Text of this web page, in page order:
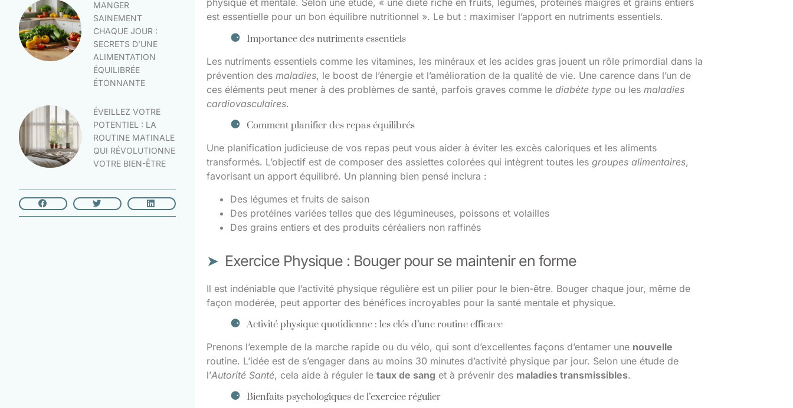
MANGER
SAINEMENT
CHAQUE JOUR :
SECRETS D’UNE
ALIMENTATION
ÉQUILIBRÉE
ÉTONNANTE
ÉVEILLEZ VOTRE
POTENTIEL : LA
ROUTINE MATINALE
QUI RÉVOLUTIONNE
VOTRE BIEN-ÊTRE
physique et mentale. Selon une étude, « une diète riche en fruits, légumes, protéines maigres et grains entiers
est essentielle pour un bon équilibre nutritionnel ». Le but : maximiser l’apport en nutriments essentiels.
Importance des nutriments essentiels
Les nutriments essentiels comme les vitamines, les minéraux et les acides gras jouent un rôle primordial dans la
prévention des maladies, le boost de l’énergie et l’amélioration de la qualité de vie. Une carence dans l’un de
ces éléments peut mener à des problèmes de santé, parfois graves comme le diabète typeou les maladies
cardiovasculaires.
Comment planifier des repas équilibrés
Une planification judicieuse de vos repas peut vous aider à éviter les excès caloriques et les aliments
transformés. L’objectif est de composer des assiettes colorées qui intègrent toutes les groupes alimentaires,
favorisant un apport équilibré. Un planning bien pensé inclura :
Des légumes et fruits de saison
Des protéines variées telles que des légumineuses, poissons et volailles
Des grains entiers et des produits céréaliers non raffinés
Exercice Physique : Bouger pour se maintenir en forme
Il est indéniable que l’activité physique régulière est un pilier pour le bien-être. Bouger chaque jour, même de
façon modérée, peut apporter des bénéfices incroyables pour la santé mentale et physique.
Activité physique quotidienne : les clés d’une routine efficace
Prenons l’exemple de la marche rapide ou du vélo, qui sont d’excellentes façons d’entamer une nouvelle
routine. L’idée est de s’engager dans au moins 30 minutes d’activité physique par jour. Selon une étude de
l’Autorité Santé, cela aide à réguler le taux de sang et à prévenir des maladies transmissibles.
Bienfaits psychologiques de l’exercice régulier